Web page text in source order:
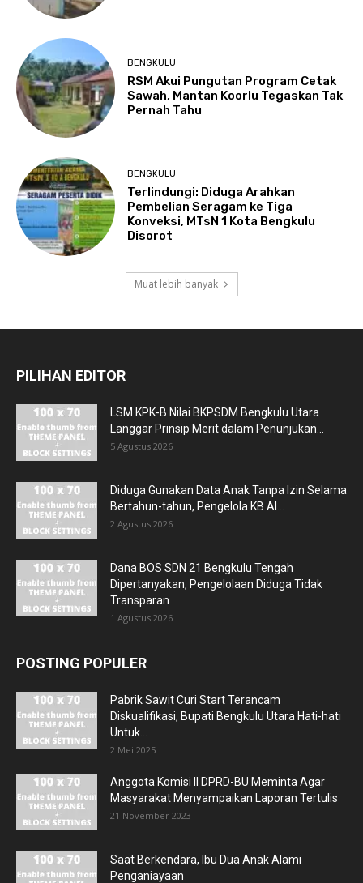
BENGKULU
RSM Akui Pungutan Program Cetak
Sawah, Mantan Koorlu Tegaskan Tak
Pernah Tahu
BENGKULU
Terlindungi: Diduga Arahkan
Pembelian Seragam ke Tiga
Konveksi, MTsN 1 Kota Bengkulu
Disorot
Muat lebih banyak
PILIHAN EDITOR
LSM KPK-B Nilai BKPSDM Bengkulu Utara
Langgar Prinsip Merit dalam Penunjukan...
5 Agustus 2026
Diduga Gunakan Data Anak Tanpa Izin Selama
Bertahun-tahun, Pengelola KB Al...
2 Agustus 2026
Dana BOS SDN 21 Bengkulu Tengah
Dipertanyakan, Pengelolaan Diduga Tidak
Transparan
1 Agustus 2026
POSTING POPULER
Pabrik Sawit Curi Start Terancam
Diskualifikasi, Bupati Bengkulu Utara Hati-hati
Untuk...
2 Mei 2025
Anggota Komisi II DPRD-BU Meminta Agar
Masyarakat Menyampaikan Laporan Tertulis
21 November 2023
Saat Berkendara, Ibu Dua Anak Alami
Penganiayaan